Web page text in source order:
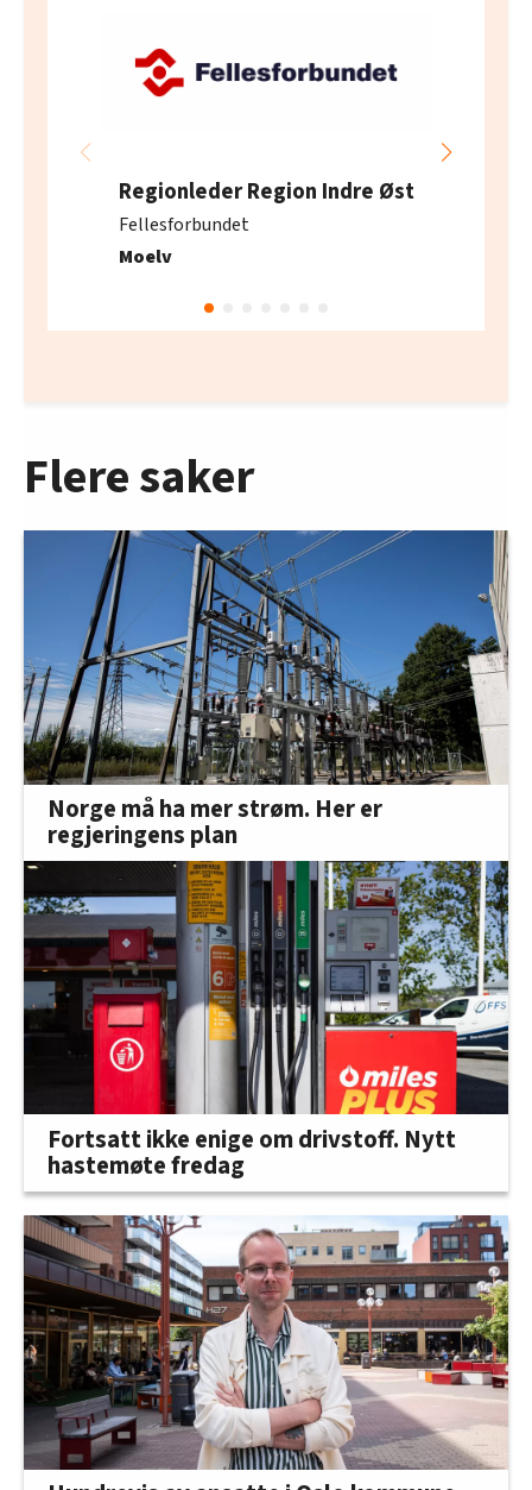
Regionleder Region Indre Øst
Fellesforbundet
Moelv
Flere saker
Norge må ha mer strøm. Her er
regjeringens plan
Fortsatt ikke enige om drivstoff. Nytt
hastemøte fredag